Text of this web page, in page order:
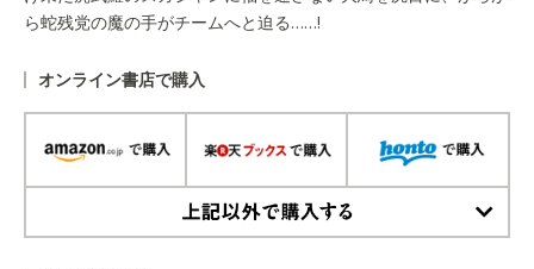
ら蛇残党の魔の手がチームへと迫る……!
オンライン書店で購入